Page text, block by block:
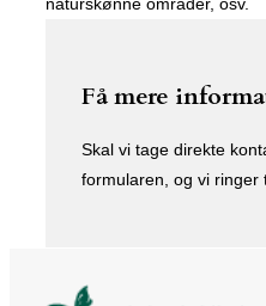
Få mere
Skal vi tage direkte
formularen, og vi ringer